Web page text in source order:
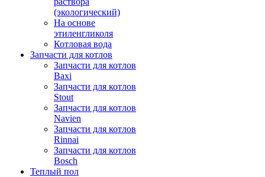
(экологический)
На основе
этиленгликоля
Котловая вода
Запчасти для котлов
Запчасти для котлов
Baxi
Запчасти для котлов
Stout
Запчасти для котлов
Navien
Запчасти для котлов
Rinnai
Запчасти для котлов
Bosch
Теплый пол